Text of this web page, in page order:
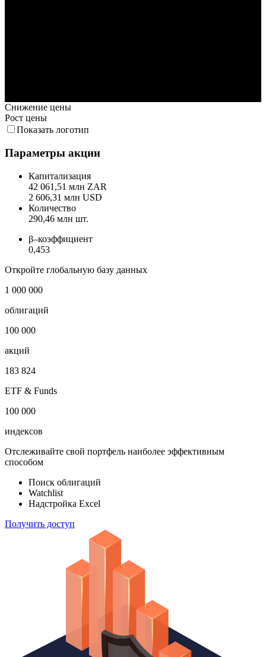
Снижение цены
Рост цены
Показать логотип
Параметры акции
Капитализация
42 061,51 млн ZAR
2 606,31 млн USD
Количество
290,46 млн шт.
β–коэффициент
0,453
Откройте глобальную базу данных
1 000 000
облигаций
100 000
акций
183 824
ETF & Funds
100 000
индексов
Отслеживайте свой портфель наиболее эффективным
способом
Поиск облигаций
Watchlist
Надстройка Excel
Получить доступ